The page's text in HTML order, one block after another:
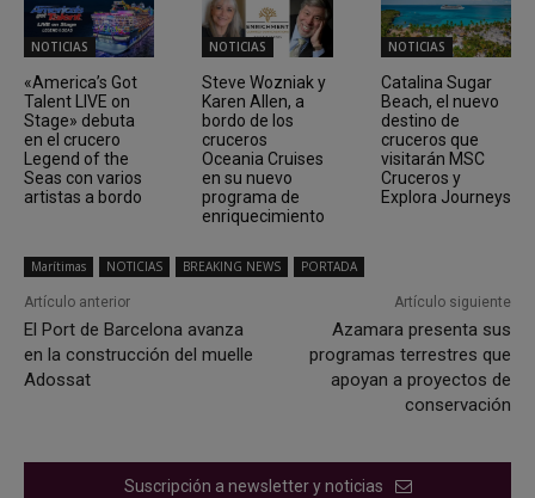
NOTICIAS
«America’s Got
Talent LIVE on
Stage» debuta
en el crucero
Legend of the
Seas con varios
artistas a bordo
NOTICIAS
Steve Wozniak y
Karen Allen, a
bordo de los
cruceros
Oceania Cruises
en su nuevo
programa de
enriquecimiento
NOTICIAS
Catalina Sugar
Beach, el nuevo
destino de
cruceros que
visitarán MSC
Cruceros y
Explora Journeys
Marítimas NOTICIAS BREAKING NEWS PORTADA
Artículo anterior
El Port de Barcelona avanza
en la construcción del muelle
Adossat
Artículo siguiente
Azamara presenta sus
programas terrestres que
apoyan a proyectos de
conservación
Suscripción a newsletter y noticias